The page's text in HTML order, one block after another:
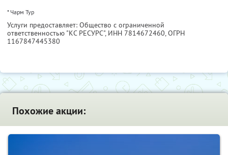
* Чарм Тур
Услуги предоставляет: Общество с ограниченной
ответственностью "КС РЕСУРС", ИНН 7814672460, ОГРН
1167847445380
Похожие акции: